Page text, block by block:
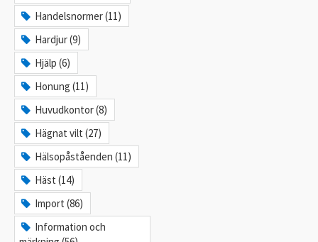
Handelsnormer (11)
Hardjur (9)
Hjälp (6)
Honung (11)
Huvudkontor (8)
Hägnat vilt (27)
Hälsopåståenden (11)
Häst (14)
Import (86)
Information och